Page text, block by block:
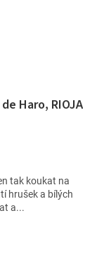
Haro, RIOJA
tak koukat na
hrušek a bílých
a...